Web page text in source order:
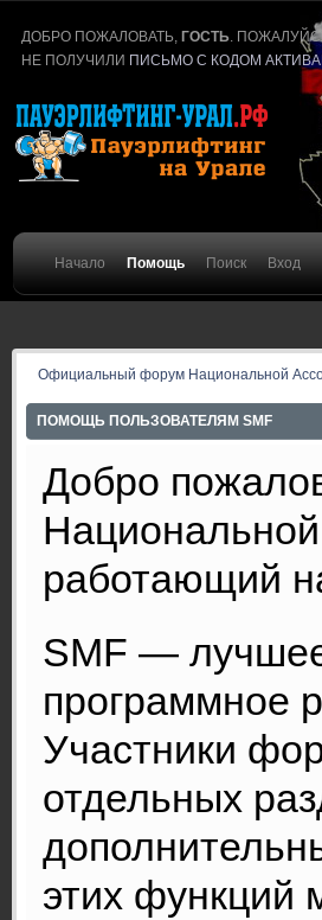
ДОБРО ПОЖАЛОВАТЬ,ГОСТЬ .
НЕ ПОЛУЧИЛИ ПИСЬМО С КОДОМ
Начало Помощь Поиск Вход
Официальный форум Национальной
ПОМОЩЬ ПОЛЬЗОВАТЕЛЯМ SMF
Добро
работающий
SMF —
программное
Участники
отдельных
этих функций